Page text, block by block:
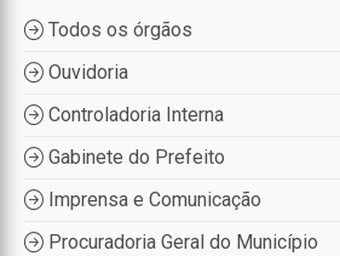
Todos os órgãos
Ouvidoria
Controladoria Interna
Gabinete do Prefeito
Imprensa e Comunicação
Procuradoria Geral do Município